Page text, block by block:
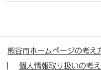
熊谷市ホームページの考え
個人情報取り扱いの考